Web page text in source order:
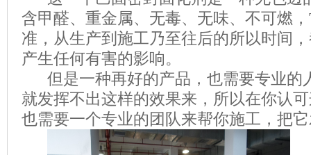
含甲醛、重金属、无毒、无味、不可燃，
准，从生产到施工乃至往后的所以时间
产生任何有害的影响。
但是一种再好的产品，也需要专业的
就发挥不出这样的效果来，所以在你认
也需要一个专业的团队来帮你施工，把